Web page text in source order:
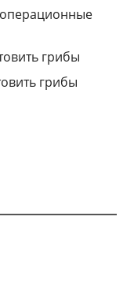
грибы
грибы